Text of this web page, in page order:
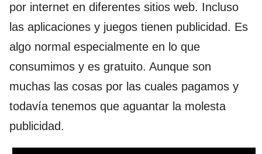
por internet en diferentes sitios web. Incluso
las aplicaciones y juegos tienen publicidad. Es
algo normal especialmente en lo que
consumimos y es gratuito. Aunque son
muchas las cosas por las cuales pagamos y
todavía tenemos que aguantar la molesta
publicidad.